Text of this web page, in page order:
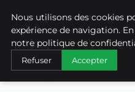
ACCUEIL
ÉCOLOGIE ET
STEVEN GUILBEAULT
Nous utilisons des cookies
expérience de navigation.
notre politique de
Refuser Accepter